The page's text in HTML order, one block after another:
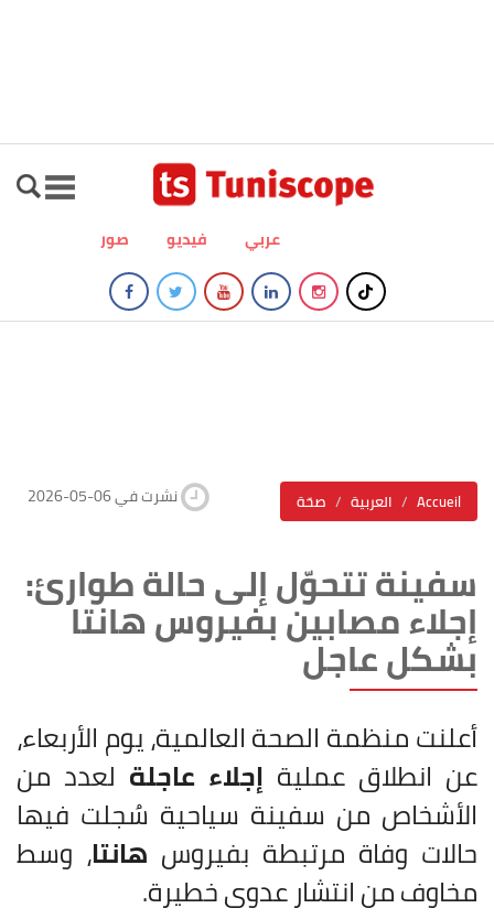
صور فيديو عربي
صحّة العربية Accueil 2026-05-06 نشرت في
سفينة تتحوّل إلى حالة طوارئ:
إجلاء مصابين بفيروس هانتا
بشكل عاجل
أعلنت منظمة الصحة العالمية، يوم الأربعاء،
عن انطلاق عملية إجلاء عاجلة لعدد من
الأشخاص من سفينة سياحية سُجلت فيها
حالات وفاة مرتبطة بفيروس هانتا، وسط
مخاوف من انتشار عدوى خطيرة.